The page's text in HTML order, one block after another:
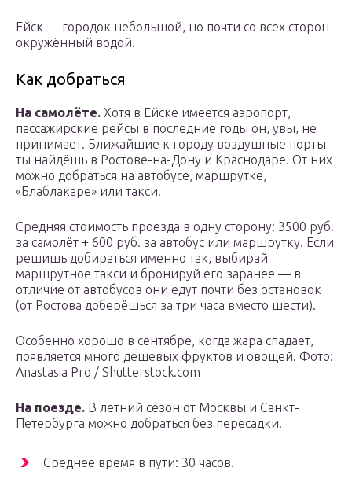
Ейск — городок небольшой, но почти со всех сторон
окружённый водой.
Как добраться
На самолёте. Хотя в Ейске имеется аэропорт,
пассажирские рейсы в последние годы он, увы, не
принимает. Ближайшие к городу воздушные порты
ты найдёшь в Ростове-на-Дону и Краснодаре. От них
можно добраться на автобусе, маршрутке,
«Блаблакаре» или такси.
Средняя стоимость проезда в одну сторону: 3500 руб.
за самолёт + 600 руб. за автобус или маршрутку. Если
решишь добираться именно так, выбирай
маршрутное такси и бронируй его заранее — в
отличие от автобусов они едут почти без остановок
(от Ростова доберёшься за три часа вместо шести).
Особенно хорошо в сентябре, когда жара спадает,
появляется много дешевых фруктов и овощей. Фото:
Anastasia Pro / Shutterstock.com
На поезде. В летний сезон от Москвы и Санкт-
Петербурга можно добраться без пересадки.
Среднее время в пути: 30 часов.